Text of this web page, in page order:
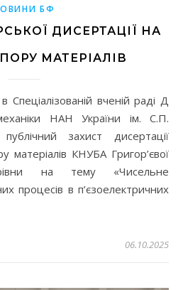
БФ
ДИСЕРТАЦІЇ НА
МАТЕРІАЛІВ
НАН України ім. С.П.
захист дисертації
КНУБА Григор’євої
на тему «Чисельне
процесів в п’єзоелектричних
06.10.2025